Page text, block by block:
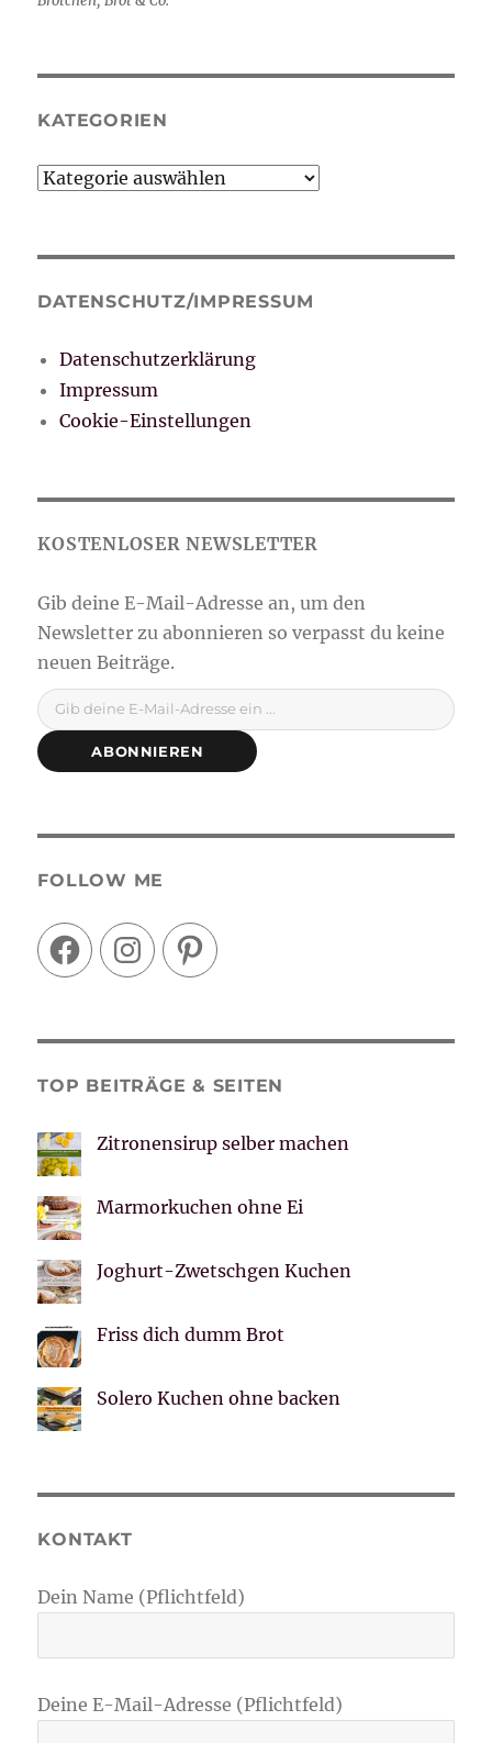
KATEGORIEN
Kategorien
DATENSCHUTZ/IMPRESSUM
Datenschutzerklärung
Impressum
Cookie-Einstellungen
Gib deine E-Mail-Adresse ein ...
ABONNIEREN
FOLLOW ME
FacebookInstagramPinterest
TOP BEITRÄGE & SEITEN
Zitronensirup selber machen
Marmorkuchen ohne Ei
Joghurt-Zwetschgen Kuchen
Friss dich dumm Brot
Solero Kuchen ohne backen
KONTAKT
Dein Name (Pflichtfeld)
Deine E-Mail-Adresse (Pflichtfeld)